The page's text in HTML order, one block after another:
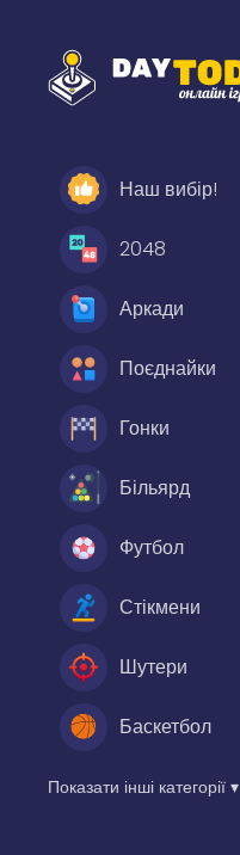
Наш вибір!
2048
Аркади
Поєднайки
Гонки
Більярд
Футбол
Стікмени
Шутери
Баскетбол
Показати інші категорії ▾